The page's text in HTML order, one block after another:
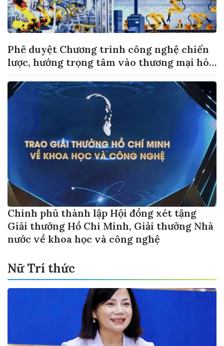
Phê duyệt Chương trình công nghệ chiến
lược, hướng trọng tâm vào thương mại hóa
Chính phủ thành lập Hội đồng xét tặng
Giải thưởng Hồ Chí Minh, Giải thưởng Nhà
nước về khoa học và công nghệ
Nữ Trí thức